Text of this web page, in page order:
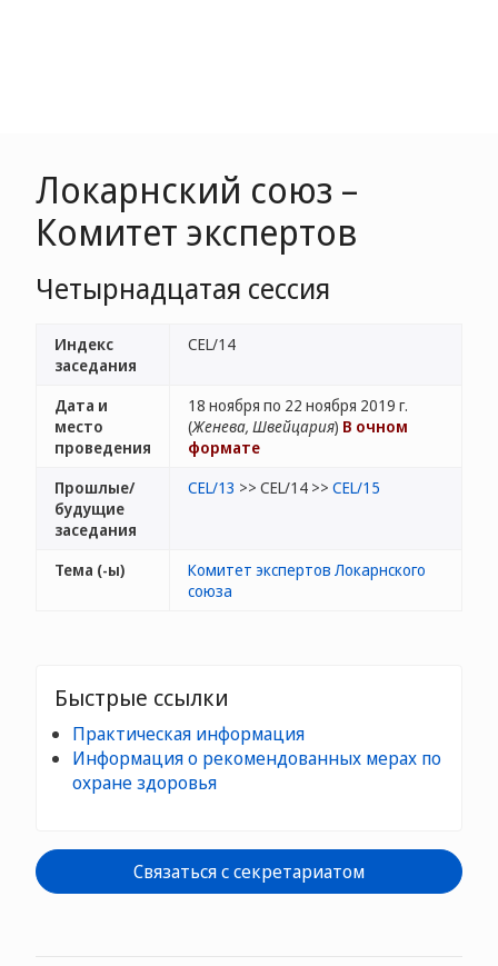
Локарнский союз –
Комитет экспертов
Четырнадцатая сессия
Индекс
заседания
CEL/14
Дата и
место
проведения
18 ноября по 22 ноября 2019 г.
(Женева, Швейцария) В очном
формате
Прошлые/
будущие
заседания
CEL/13 >> CEL/14 >> CEL/15
Тема (-ы)
Комитет экспертов Локарнского
союза
Быстрые ссылки
Практическая информация
Информация о рекомендованных мерах по
охране здоровья
Связаться с секретариатом